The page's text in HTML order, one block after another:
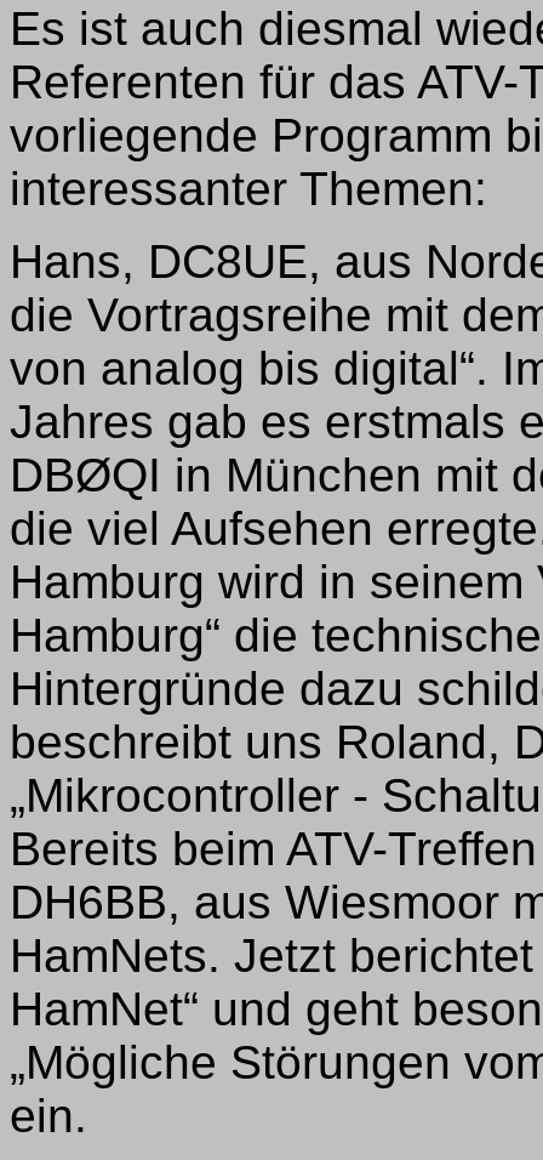
Es ist auch diesmal
Referenten für das
vorliegende Programm
interessanter Themen:
Hans, DC8UE, aus
die Vortragsreihe mit
von analog bis digital“.
Jahres gab es erstmals
DBØQI in München mit
die viel Aufsehen
Hamburg wird in seinem
Hamburg“ die
Hintergründe dazu
beschreibt uns Roland,
„Mikrocontroller -
Bereits beim ATV-
DH6BB, aus Wiesmoor
HamNets. Jetzt
HamNet“ und geht
„Mögliche Störungen
ein.